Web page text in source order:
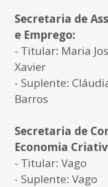
Secretaria de
e Emprego:
- Titular: Maria
Xavier
- Suplente:
Barros
Secretaria de
Economia
- Titular: Vago
- Suplente: Vago